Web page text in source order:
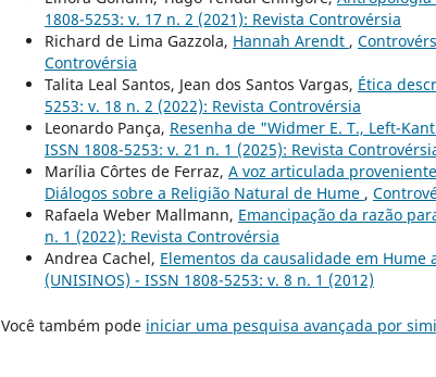
1808-5253: v. 17 n. 2 (2021): Revista Controvérsia
Richard de Lima Gazzola, Hannah Arendt ,
Controvérsia
Talita Leal Santos, Jean dos Santos Vargas, Ética
5253: v. 18 n. 2 (2022): Revista Controvérsia
Leonardo Pança, Resenha de "Widmer E. T., Left-
ISSN 1808-5253: v. 21 n. 1 (2025): Revista
Marília Côrtes de Ferraz, A voz articulada
Diálogos sobre a Religião Natural de Hume ,
Rafaela Weber Mallmann, Emancipação da razão
n. 1 (2022): Revista Controvérsia
Andrea Cachel, Elementos da causalidade em
(UNISINOS) - ISSN 1808-5253: v. 8 n. 1 (2012)
Você também pode iniciar uma pesquisa avançada por